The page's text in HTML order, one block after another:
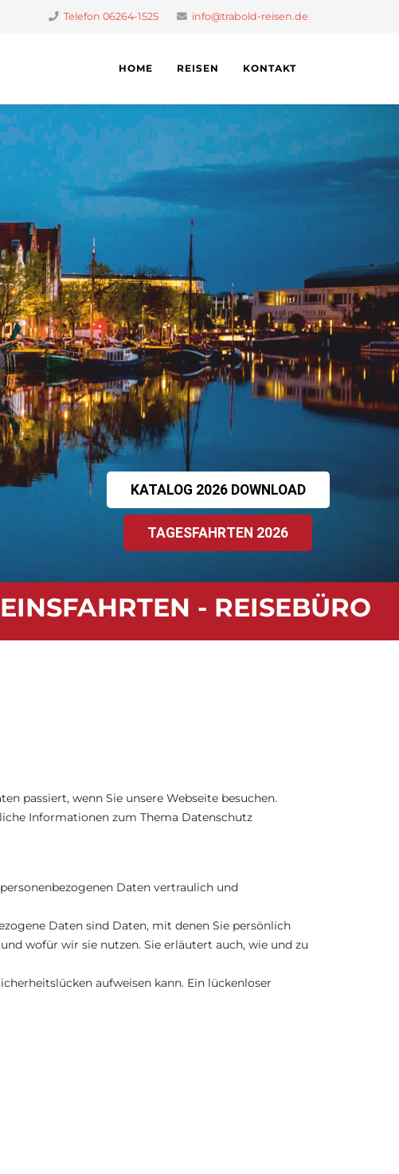
Telefon 06264-1525 info@trabold-reisen.de
HOME REISEN KONTAKT
KATALOG 2026 DOWNLOAD
TAGESFAHRTEN 2026
- REISEBÜRO
passiert, wenn Sie unsere Webseite besuchen.
Informationen zum Thema Datenschutz
Daten vertraulich und
Daten sind Daten, mit denen Sie persönlich
wofür wir sie nutzen. Sie erläutert auch, wie und zu
aufweisen kann. Ein lückenloser